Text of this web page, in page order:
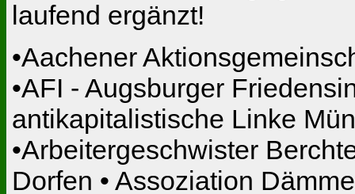
laufend ergänzt!
•Aachener
•AFI - Augsburger
antikapitalistische Linke
•Arbeitergeschwister
Dorfen • Assoziation